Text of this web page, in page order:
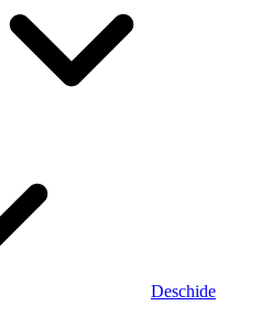
Deschide